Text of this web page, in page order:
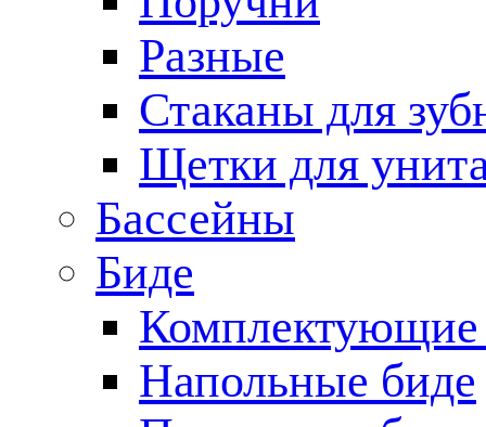
Разные
Стаканы для
Щетки для
Бассейны
Биде
Комплектующие
Напольные биде